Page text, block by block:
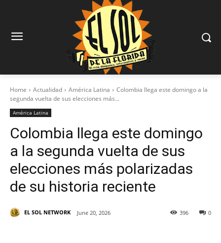
Home Actualidad América Latina
Colombia llega este domingo a la
segunda vuelta de sus elecciones más...
América Latina
Colombia llega este domingo
a la segunda vuelta de sus
elecciones más polarizadas
de su historia reciente
EL SOL NETWORK June 20, 2026 0
396